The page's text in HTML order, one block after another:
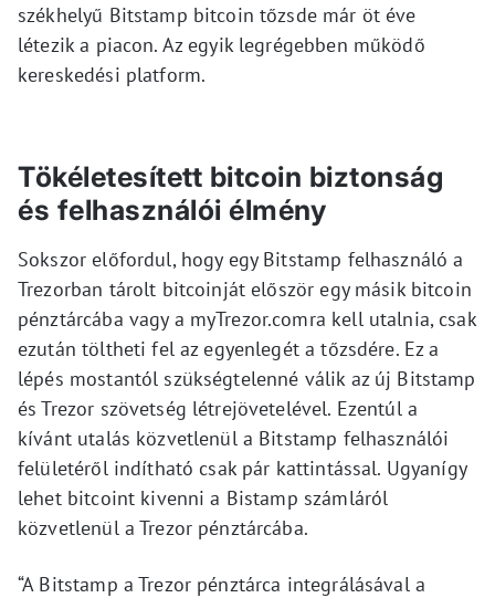
székhelyű Bitstamp bitcoin tőzsde már öt éve
létezik a piacon. Az egyik legrégebben működő
kereskedési platform.
Tökéletesített bitcoin biztonság
és felhasználói élmény
Sokszor előfordul, hogy egy Bitstamp felhasználó a
Trezorban tárolt bitcoinját először egy másik bitcoin
pénztárcába vagy a myTrezor.comra kell utalnia, csak
ezután töltheti fel az egyenlegét a tőzsdére. Ez a
lépés mostantól szükségtelenné válik az új Bitstamp
és Trezor szövetség létrejövetelével. Ezentúl a
kívánt utalás közvetlenül a Bitstamp felhasználói
felületéről indítható csak pár kattintással. Ugyanígy
lehet bitcoint kivenni a Bistamp számláról
közvetlenül a Trezor pénztárcába.
“A Bitstamp a Trezor pénztárca integrálásával a